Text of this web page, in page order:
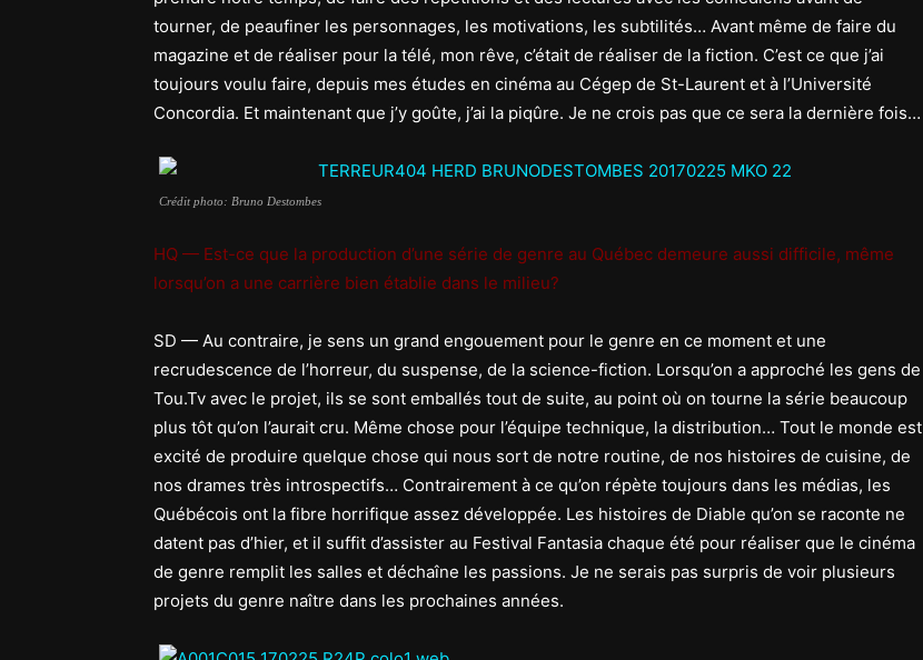
tourner, de peaufiner les personnages, les motivations, les subtilités… Avant même de faire du
magazine et de réaliser pour la télé, mon rêve, c’était de réaliser de la fiction. C’est ce que j’ai
toujours voulu faire, depuis mes études en cinéma au Cégep de St-Laurent et à l’Université
Concordia. Et maintenant que j’y goûte, j’ai la piqûre. Je ne crois pas que ce sera la dernière fois…
Crédit photo: Bruno Destombes
HQ — Est-ce que la production d’une série de genre au Québec demeure aussi difficile, même
lorsqu’on a une carrière bien établie dans le milieu?
SD — Au contraire, je sens un grand engouement pour le genre en ce moment et une
recrudescence de l’horreur, du suspense, de la science-fiction. Lorsqu’on a approché les gens de
Tou.Tv avec le projet, ils se sont emballés tout de suite, au point où on tourne la série beaucoup
plus tôt qu’on l’aurait cru. Même chose pour l’équipe technique, la distribution… Tout le monde est
excité de produire quelque chose qui nous sort de notre routine, de nos histoires de cuisine, de
nos drames très introspectifs… Contrairement à ce qu’on répète toujours dans les médias, les
Québécois ont la fibre horrifique assez développée. Les histoires de Diable qu’on se raconte ne
datent pas d’hier, et il suffit d’assister au Festival Fantasia chaque été pour réaliser que le cinéma
de genre remplit les salles et déchaîne les passions. Je ne serais pas surpris de voir plusieurs
projets du genre naître dans les prochaines années.